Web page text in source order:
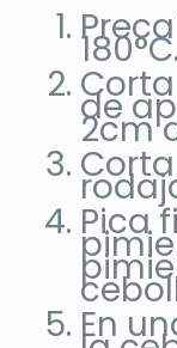
de
2cm
Pica
En